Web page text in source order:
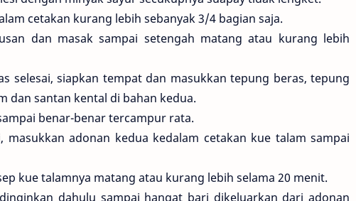
cetakan kurang lebih sebanyak 3/4 bagian saja.
dan masak sampai setengah matang atau kurang lebih
selesai, siapkan tempat dan masukkan tepung beras, tepung
dan santan kental di bahan kedua.
benar-benar tercampur rata.
masukkan adonan kedua kedalam cetakan kue talam sampai
kue talamnya matang atau kurang lebih selama 20 menit.
dahulu sampai hangat bari dikeluarkan dari adonan